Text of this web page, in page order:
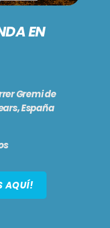
EN
Gremi de
España
AQUÍ!